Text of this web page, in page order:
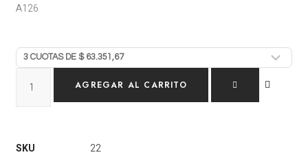
A126
AGREGAR AL CARRITO
SKU
22